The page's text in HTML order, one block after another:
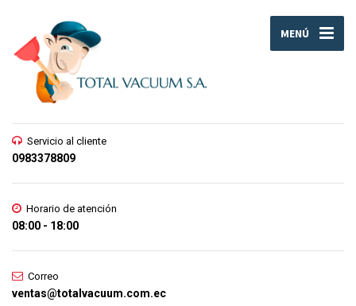
MENÚ
Servicio al cliente
0983378809
Horario de atención
08:00 - 18:00
Correo
ventas@totalvacuum.com.ec